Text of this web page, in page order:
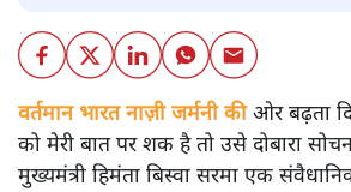
वर्तमान भारत नाज़ी जर्मनी कीओर बढ़ता
को मेरी बात पर शक है तो उसे दोबारा
मुख्यमंत्री हिमंता बिस्वा सरमा एक